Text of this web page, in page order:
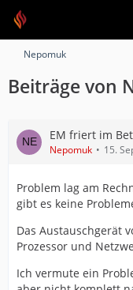
Nepomuk
Beiträge von
EM friert im
Nepomuk 15.
Problem lag am
gibt es keine
Das Austauschgerät
Prozessor und
Ich vermute ein